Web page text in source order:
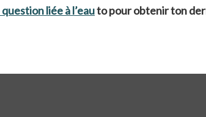
liée à l’eaus’ouvre dans un
to pour obtenir ton